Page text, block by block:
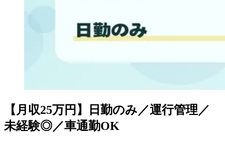
【月収25万円】日勤のみ／運行管理／
未経験◎／車通勤OK